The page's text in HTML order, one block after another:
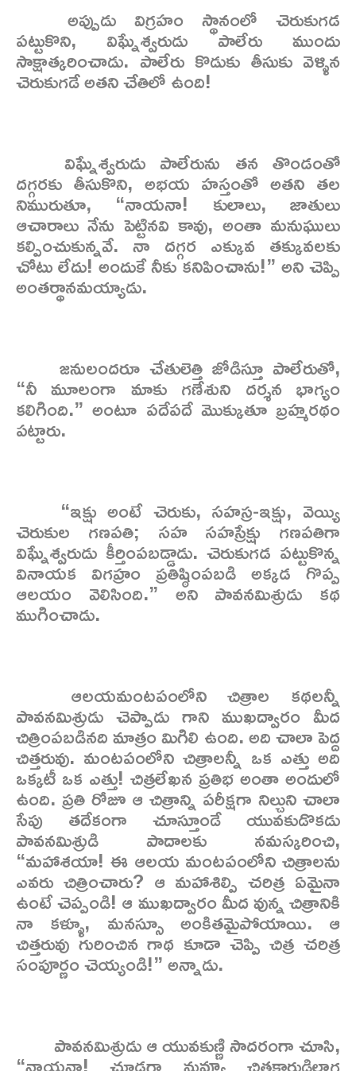
అప్పుడు విగ్రహం స్థానంలో చెరుకుగడ
పట్టుకొని, విఘ్నేశ్వరుడు పాలేరు ముందు
సాక్షాత్కరించాడు. పాలేరు కొడుకు తీసుకు వెళ్ళిన
చెరుకుగడే అతని చేతిలో ఉంది!
విఘ్నేశ్వరుడు పాలేరును తన తొండంతో
దగ్గరకు తీసుకొని, అభయ హస్తంతో అతని తల
నిమురుతూ, “నాయనా! కులాలు, జాతులు
ఆచారాలు నేను పెట్టినవి కావు, అంతా మనుఘులు
కల్పించుకున్నవే. నా దగ్గర ఎక్కువ తక్కువలకు
చోటు లేదు! అందుకే నీకు కనిపించాను!” అని చెప్పి
అంతర్థానమయ్యాడు.
జనులందరూ చేతులెత్తి జోడిస్తూ పాలేరుతో,
“నీ మూలంగా మాకు గణేశుని దర్శన భాగ్యం
కలిగింది.” అంటూ పదేపదే మొక్కుతూ బ్రహ్మరథం
పట్టారు.
“ఇక్షు అంటే చెరుకు, సహస్ర-ఇక్షు, వెయ్యి
చెరుకుల గణపతి; సహ సహస్రేక్షు గణపతిగా
విఘ్నేశ్వరుడు కీర్తింపబడ్డాడు. చెరుకుగడ పట్టుకొన్న
వినాయక విగహ్రం ప్రతిష్ఠింపబడి అక్కడ గొప్ప
ఆలయం వెలిసింది.” అని పావనమిశ్రుడు కథ
ముగించాడు.
ఆలయమంటపంలోని చిత్రాల కథలన్నీ
పావనమిశ్రుడు చెప్పాడు గాని ముఖద్వారం మీద
చిత్రింపబడినది మాత్రం మిగిలి ఉంది. అది చాలా పెద్ద
చిత్తరువు. మంటపంలోని చిత్రాలన్నీ ఒక ఎత్తు అది
ఒక్కటీ ఒక ఎత్తు! చిత్రలేఖన ప్రతిభ అంతా అందులో
ఉంది. ప్రతి రోజూ ఆ చిత్రాన్ని పరీక్షగా నిల్చుని చాలా
సేపు తదేకంగా చూస్తూండే యువకుడొకడు
పావనమిశ్రుడి పాదాలకు నమస్కరించి,
“మహాశయా! ఈ ఆలయ మంటపంలోని చిత్రాలను
ఎవరు చిత్రించారు? ఆ మహాశిల్పి చరిత్ర ఏమైనా
ఉంటే చెప్పండి! ఆ ముఖద్వారం మీద వున్న చిత్రానికి
నా కళ్ళూ, మనస్సూ అంకితమైపోయాయి. ఆ
చిత్తరువు గురించిన గాథ కూడా చెప్పి చిత్ర చరిత్ర
సంపూర్ణం చెయ్యండి!” అన్నాడు.
పావనమిశ్రుడు ఆ యువకుణ్ణి సాదరంగా చూసి,